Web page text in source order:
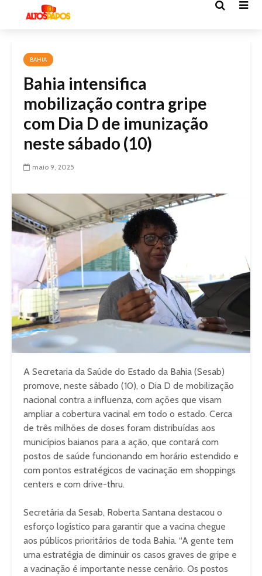
BAHIA
Bahia intensifica
mobilização contra gripe
com Dia D de imunização
neste sábado (10)
maio 9, 2025
A Secretaria da Saúde do Estado da Bahia (Sesab)
promove, neste sábado (10), o Dia D de mobilização
nacional contra a influenza, com ações que visam
ampliar a cobertura vacinal em todo o estado. Cerca
de três milhões de doses foram distribuídas aos
municípios baianos para a ação, que contará com
postos de saúde funcionando em horário estendido e
com pontos estratégicos de vacinação em shoppings
centers e com drive-thru.
Secretária da Sesab, Roberta Santana destacou o
esforço logístico para garantir que a vacina chegue
aos públicos prioritários de toda Bahia. “A gente tem
uma estratégia de diminuir os casos graves de gripe e
a vacinação é importante nesse cenário. Os postos